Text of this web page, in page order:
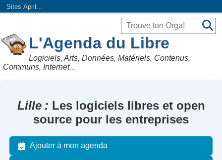
Sites April...
L'Agenda du Libre
Logiciels, Arts, Données, Matériels, Contenus,
Communs, Internet...
Lille
Les logiciels libres et open
source pour les entreprises
Ajouter à mon agenda